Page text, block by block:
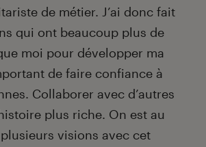
de métier. J’ai donc fait
qui ont beaucoup plus de
moi pour développer ma
de faire confiance à
Collaborer avec d’autres
plus riche. On est au
visions avec cet